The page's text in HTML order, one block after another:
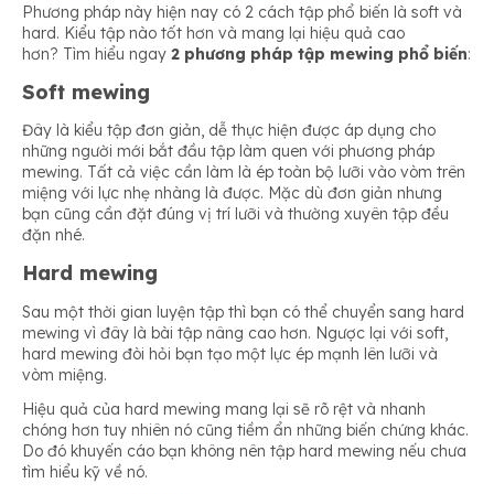
Phương pháp này hiện nay có 2 cách tập phổ biến là soft và
hard. Kiểu tập nào tốt hơn và mang lại hiệu quả cao
hơn? Tìm hiểu ngay 2 phương pháp tập mewing phổ biến:
Soft mewing
Đây là kiểu tập đơn giản, dễ thực hiện được áp dụng cho
những người mới bắt đầu tập làm quen với phương pháp
mewing. Tất cả việc cần làm là ép toàn bộ lưỡi vào vòm trên
miệng với lực nhẹ nhàng là được. Mặc dù đơn giản nhưng
bạn cũng cần đặt đúng vị trí lưỡi và thường xuyên tập đều
đặn nhé.
Hard mewing
Sau một thời gian luyện tập thì bạn có thể chuyển sang hard
mewing vì đây là bài tập nâng cao hơn. Ngược lại với soft,
hard mewing đòi hỏi bạn tạo một lực ép mạnh lên lưỡi và
vòm miệng.
Hiệu quả của hard mewing mang lại sẽ rõ rệt và nhanh
chóng hơn tuy nhiên nó cũng tiềm ẩn những biến chứng khác.
Do đó khuyến cáo bạn không nên tập hard mewing nếu chưa
tìm hiểu kỹ về nó.